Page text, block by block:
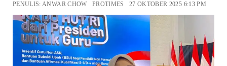
PENULIS: ANWAR CHOW PROTIMES 27 OKTOBER 2025 6:13 PM